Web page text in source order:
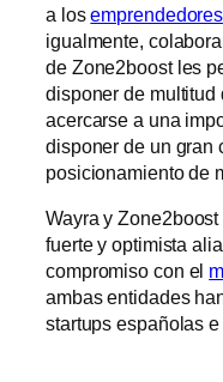
a losemprendedores
igualmente,
de Zone2boost les
disponer de multitud
acercarse a una
disponer de un gran
posicionamiento de
Wayra y
fuerte y optimista
compromiso con el
ambas entidades
startups españolas